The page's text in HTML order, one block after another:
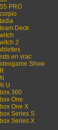
PRO
Deck
2
en vrac
Show
U
360
One
One X
Series S
Series X